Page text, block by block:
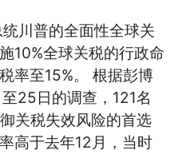
川普的全面性全球关
10%全球关税的行政命
率至15%。 根据彭博
25日的调查，121名
关税失效风险的首选
高于去年12月，当时